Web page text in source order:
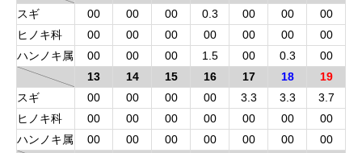
スギ
00 00 00 0.3 00 00
00
ヒノキ科
00 00 00 00 00 00
00
ハンノキ属
00 00 00 1.5 00 0.3
00
13
14 15 16 17 18
19
スギ
00 00 00 00 3.3 3.3
3.7
ヒノキ科
00 00 00 00 00 00
00
ハンノキ属
00 00 00 00 00 00
00